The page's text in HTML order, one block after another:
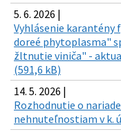
5. 6. 2026 |
Vyhlásenie karantény
doreé phytoplasma"
žltnutie viniča" -
(591,6 kB)
14. 5. 2026 |
Rozhodnutie o
nehnuteľnostiam v k.